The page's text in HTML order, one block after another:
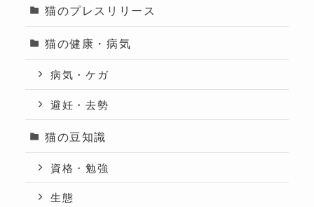
猫のプレスリリース
猫の健康・病気
病気・ケガ
避妊・去勢
猫の豆知識
資格・勉強
生態